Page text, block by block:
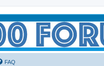
FAQ